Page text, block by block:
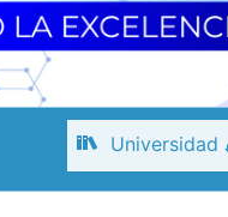
Universidad